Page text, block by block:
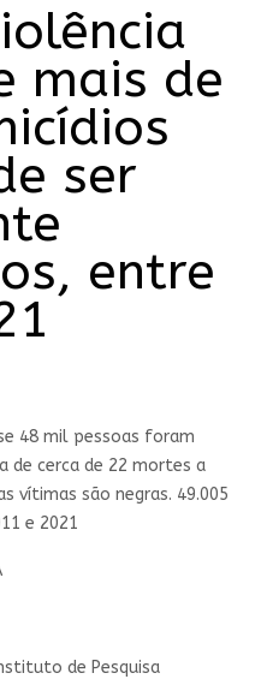
mais de
ser
entre
48 mil pessoas foram
de cerca de 22 mortes a
vítimas são negras. 49.005
e 2021
de Pesquisa